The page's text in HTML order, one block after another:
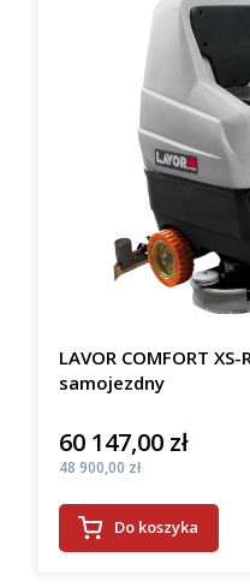
LAVOR COMFORT
samojezdny
Cena
60 147,00 zł
Cena
48 900,00 zł
Do koszyka